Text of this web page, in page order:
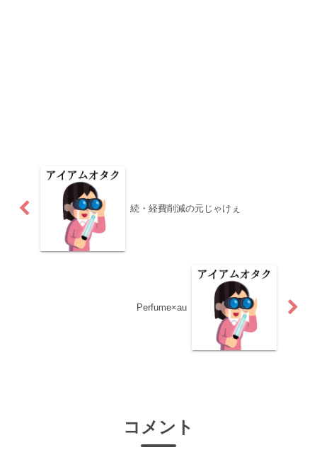
続・経費削減の元じゃけぇ
Perfume×au
コメント